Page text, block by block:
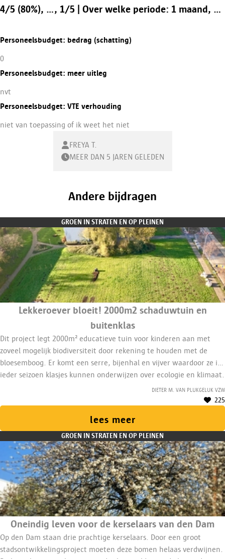
4/5 (80%), ..., 1/5 | Over welke periode: 1 maand, ...
Personeelsbudget: bedrag (schatting)
0
Personeelsbudget: meer uitleg
nvt
Personeelsbudget: VTE verhouding
niet van toepassing of ik weet het niet
FREYA T.
MEER DAN 5 JAREN GELEDEN
Andere bijdragen
GROEN IN STRATEN EN OP PLEINEN
Lekkeroever bloeit! 2000m2 schaduwtuin en
buitenklas
Dit project legt 2000m² educatieve tuin voor kinderen aan met
zoveel mogelijk biodiversiteit door rekening te houden met de
bloesemboog. Er komt een serre, bijenhal en vijver waardoor ze in
ieder seizoen klasjes kunnen onderwijzen over ecologie en klimaat.
Van hieruit gaan ze nog meer planten en bomen kweken om
nieuwe plekken mee te vergroenen. Hiervoor wordt een 2/5de
Dieter M. van Plukgeluk VZW
225
lees meer
GROEN IN STRATEN EN OP PLEINEN
Oneindig leven voor de kerselaars van den Dam
Op den Dam staan drie prachtige kerselaars. Door een groot
stadsontwikkelingsproject moeten deze bomen helaas verdwijnen.